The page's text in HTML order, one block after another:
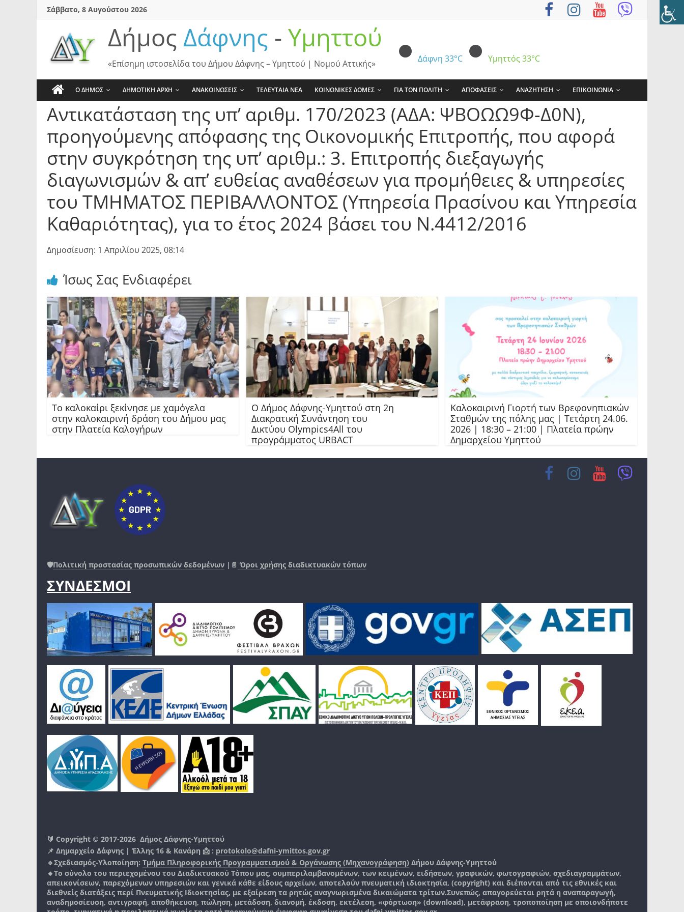
SkipΣάββατο, 8 Αυγούστου 2026
Δήμος Δάφνης - Υμηττού
Δάφνη 33°C Υμηττός 33°C
«Επίσημη ιστοσελίδα του Δήμου Δάφνης – Υμηττού | Νομού Αττικής»
Ο ΔΗΜΟΣ ΔΗΜΟΤΙΚΗ ΑΡΧΗ ΑΝΑΚΟΙΝΩΣΕΙΣ ΤΕΛΕΥΤΑΙΑ ΝΕΑ ΚΟΙΝΩΝΙΚΕΣ ΔΟΜΕΣ ΓΙΑ ΤΟΝ ΠΟΛΙΤΗ ΑΠΟΦΑΣΕΙΣ ΑΝΑΖΗΤΗΣΗ ΕΠΙΚΟΙΝΩΝΙΑ
Αντικατάσταση της υπ’ αριθμ. 170/2023 (ΑΔΑ: ΨΒΟΩΩ9Φ-Δ0Ν),
προηγούμενης απόφασης της Οικονομικής Επιτροπής, που αφορά
στην συγκρότηση της υπ’ αριθμ.: 3. Επιτροπής διεξαγωγής
διαγωνισμών & απ’ ευθείας αναθέσεων για προμήθειες & υπηρεσίες
του ΤΜΗΜΑΤΟΣ ΠΕΡΙΒΑΛΛΟΝΤΟΣ (Υπηρεσία Πρασίνου και Υπηρεσία
Καθαριότητας), για το έτος 2024 βάσει του Ν.4412/2016
Δημοσίευση: 1 Απριλίου 2025, 08:14
Ίσως Σας Ενδιαφέρει
Το καλοκαίρι ξεκίνησε με χαμόγελα
στην καλοκαιρινή δράση του Δήμου μας
στην Πλατεία Καλογήρων
Ο Δήμος Δάφνης-Υμηττού στη 2η
Διακρατική Συνάντηση του
Δικτύου Olympics4All του
προγράμματος URBACT
Καλοκαιρινή Γιορτή των Βρεφονηπιακών
Σταθμών της πόλης μας | Τετάρτη 24.06.
2026 | 18:30 – 21:00 | Πλατεία πρώην
Δημαρχείου Υμηττού
🛡️Πολιτική προστασίας προσωπικών δεδομένων |📄 Όροι χρήσης διαδικτυακών τόπων
ΣΥΝΔΕΣΜΟΙ
🔰 Copyright © 2017-2026 Δήμος Δάφνης-Υμηττού
📌 Δημαρχείο Δάφνης | Έλλης 16 & Κανάρη 📩 : protokolo@dafni-ymittos.gov.gr
🔹Σχεδιασμός-Υλοποίηση: Τμήμα Πληροφορικής Προγραμματισμού & Οργάνωσης (Μηχανογράφηση) Δήμου Δάφνης-Υμηττού
🔸Το σύνολο του περιεχομένου του Διαδικτυακού Τόπου μας, συμπεριλαμβανομένων, των κειμένων, ειδήσεων, γραφικών, φωτογραφιών, σχεδιαγραμμάτων,
απεικονίσεων, παρεχόμενων υπηρεσιών και γενικά κάθε είδους αρχείων, αποτελούν πνευματική ιδιοκτησία, (copyright) και διέπονται από τις εθνικές και
διεθνείς διατάξεις περί Πνευματικής Ιδιοκτησίας, με εξαίρεση τα ρητώς αναγνωρισμένα δικαιώματα τρίτων.Συνεπώς, απαγορεύεται ρητά η αναπαραγωγή,
αναδημοσίευση, αντιγραφή, αποθήκευση, πώληση, μετάδοση, διανομή, έκδοση, εκτέλεση, «φόρτωση» (download), μετάφραση, τροποποίηση με οποιονδήποτε